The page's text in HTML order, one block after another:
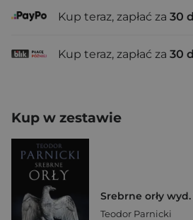
Kup teraz, zapłać za 30
Kup teraz, zapłać za 30
Kup w zestawie
Srebrne orły wyd.
Teodor Parnicki